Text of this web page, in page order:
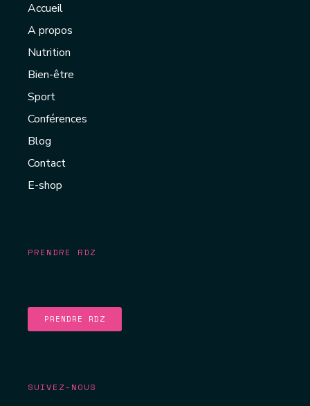
Accueil
A propos
Nutrition
Bien-être
Sport
Conférences
Blog
Contact
E-shop
PRENDRE RDZ
PRENDRE RDZ
SUIVEZ-NOUS